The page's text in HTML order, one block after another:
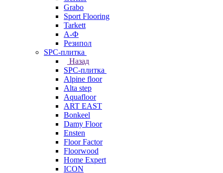
Grabo
Sport Flooring
Tarkett
А-Ф
Резипол
SPC-плитка
Назад
SPC-плитка
Alpine floor
Alta step
Aquafloor
ART EAST
Bonkeel
Damy Floor
Ensten
Floor Factor
Floorwood
Home Expert
ICON